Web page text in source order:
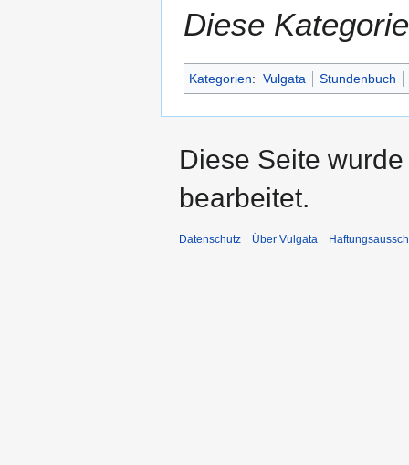
Diese
Kategorien: Vulgata Stundenbuch
Diese Seite
bearbeitet.
Datenschutz Über Vulgata